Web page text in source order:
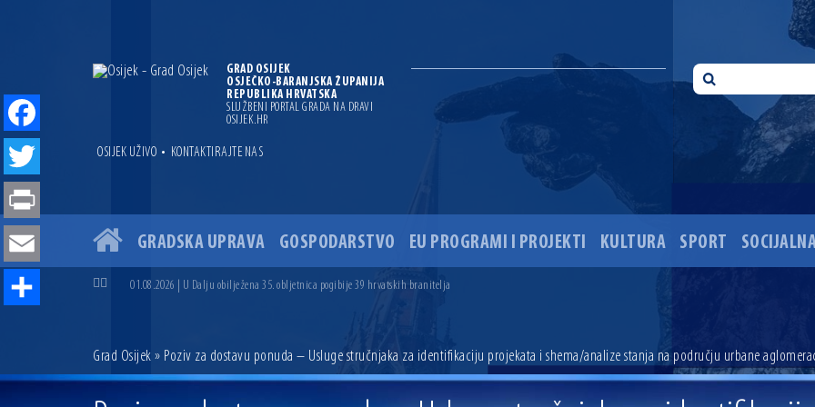
GRAD OSIJEK
OSJEČKO-BARANJSKA ŽUPANIJA
REPUBLIKA HRVATSKA
SLUŽBENI PORTAL GRADA NA DRAVI
OSIJEK.HR
OSIJEK UŽIVO • KONTAKTIRAJTE NAS
GRADSKA UPRAVA GOSPODARSTVO EU PROGRAMI I PROJEKTI KULTURA SPORT
04.07.2026 | Zbog povoljnih vodostaja i pravodobnih mjera komarci ove godine pod kontrolom
04.08.2026 | U Osijeku obilježen Dan pobjede i domovinske zahvalnosti i Dan hrvatskih branitelja
01.08.2026 | U Dalju obilježena 35. obljetnica pogibije 39 hrvatskih branitelja
13.07.2026 | Ljetnim izdanjem Večeri vina i umjetnosti završen Vinski mjesec
07.07.2026 | Održana 8. sjednica Gradskog vijeća Grada Osijeka. Gradonačelnik Radić istaknuo da je u osječke vrtiće upisan rekordan broj djece, te najavio cjelovitu
Grad Osijek » Poziv za dostavu ponuda – Usluge stručnjaka za identifikaciju projekata i shema/analize stanja na području urbane
Facebook
Twitter
Print
Email